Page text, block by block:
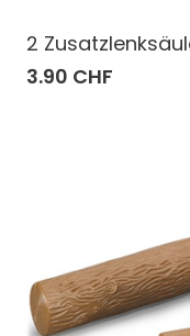
2
3.90 CHF